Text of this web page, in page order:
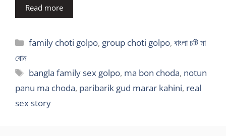
Read more
Categories
family choti golpo, group choti golpo,বাংলা চটি মা
বোন
Tags
bangla family sex golpo, ma bon choda, notun
panu ma choda, paribarik gud marar kahini, real
sex story